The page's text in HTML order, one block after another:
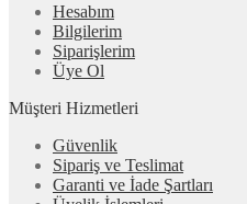
Hesabım
Bilgilerim
Siparişlerim
Üye Ol
Müşteri Hizmetleri
Güvenlik
Sipariş ve Teslimat
Garanti ve İade Şartları